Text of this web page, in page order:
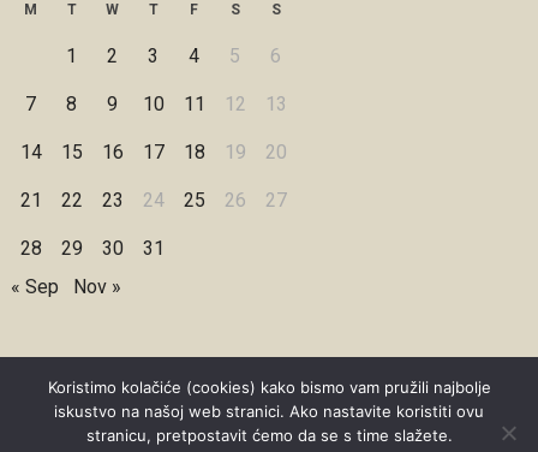
M T W T F S S
1 2 3 4 5 6
7 8 9 10 11 12 13
14 15 16 17 18 19 20
21 22 23 24 25 26 27
28 29 30
31
« Sep
Nov »
Copyright © 2026 Under Dreamskies
Designed by WPZOOM
Koristimo kolačiće (cookies) kako bismo vam pružili najbolje
iskustvo na našoj web stranici. Ako nastavite koristiti ovu
stranicu, pretpostavit ćemo da se s time slažete.